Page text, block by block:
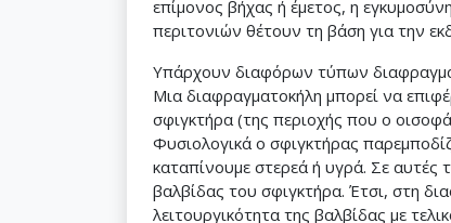
επίμονος βήχας ή έμετος, η
περιτονιών θέτουν τη βάση για την
Υπάρχουν διαφόρων τύπων
Μια διαφραγματοκήλη μπορεί να
σφιγκτήρα (της περιοχής που ο
Φυσιολογικά ο σφιγκτήρας
καταπίνουμε στερεά ή υγρά. Σε αυτές
βαλβίδας του σφιγκτήρα. Έτσι, στη
λειτουργικότητα της βαλβίδας με